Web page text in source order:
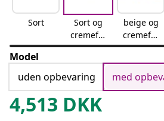
Sort
Sort og
cremefar
vet
beige og
cremefar
vet
Model
uden opbevaring
med
4,513 DKK